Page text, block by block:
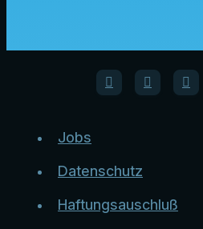
Jobs
Datenschutz
Haftungsauschluß